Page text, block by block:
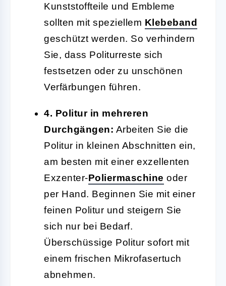
Kunststoffteile und Embleme
sollten mit speziellem Klebeband
geschützt werden. So verhindern
Sie, dass Politurreste sich
festsetzen oder zu unschönen
Verfärbungen führen.
4. Politur in mehreren
Durchgängen: Arbeiten Sie die
Politur in kleinen Abschnitten ein,
am besten mit einer exzellenten
Exzenter-Poliermaschine oder
per Hand. Beginnen Sie mit einer
feinen Politur und steigern Sie
sich nur bei Bedarf.
Überschüssige Politur sofort mit
einem frischen Mikrofasertuch
abnehmen.